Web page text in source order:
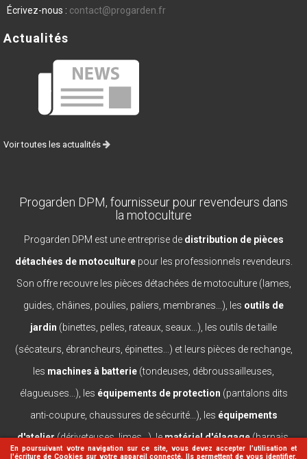
En poursuivant votre navigation sur ce site, vous devez accepter l’utilisation et
l'écriture de Cookies sur votre appareil connecté. Ils permettent de vous identifier,
Écrivez-nous : contact@progarden.fr
Actualités
Voir toutes les actualités
Progarden DPM, fournisseur pour revendeurs dans
la motoculture
Progarden DPM est une entreprise de distribution de pièces
détachées de motoculturepour les professionnels revendeurs.
Son offre recouvre les pièces détachées de motoculture (lames,
guides, châines, poulies, paliers, membranes...), les outils de
jardin (binettes, pelles, rateaux, seaux...), les outils de taille
(sécateurs, ébrancheurs, épinettes...) et leurs pièces de rechange,
les machines à batterie (tondeuses, débroussailleuses,
élagueuses...), les équipements de protection (pantalons dits
anti-coupure, chaussures de sécurité...), les équipements
d'atelier(dériveteuses, limes...), lematériel d'élagage(harnais,